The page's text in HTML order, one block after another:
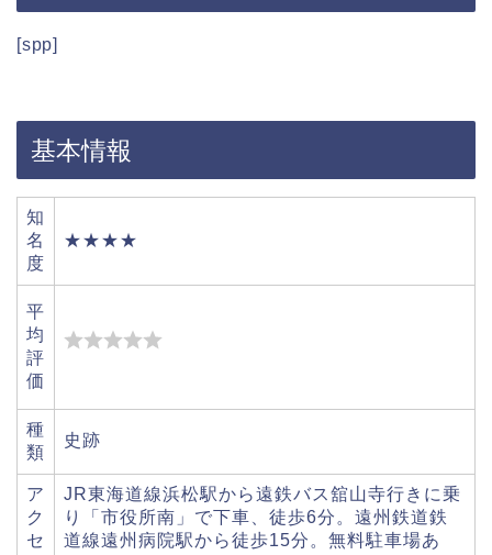
[spp]
基本情報
知
名
度
★★★★
平
均
評
価
種
類
史跡
ア
ク
セ
JR東海道線浜松駅から遠鉄バス舘山寺行きに乗
り「市役所南」で下車、徒歩6分。遠州鉄道鉄
道線遠州病院駅から徒歩15分。無料駐車場あ